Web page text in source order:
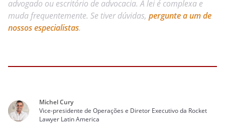
advogado ou escritório de advocacia. A lei é complexa e
muda frequentemente. Se tiver dúvidas, pergunte a um de
nossos especialistas.
Michel Cury
Vice-presidente de Operações e Diretor Executivo da Rocket
Lawyer Latin America